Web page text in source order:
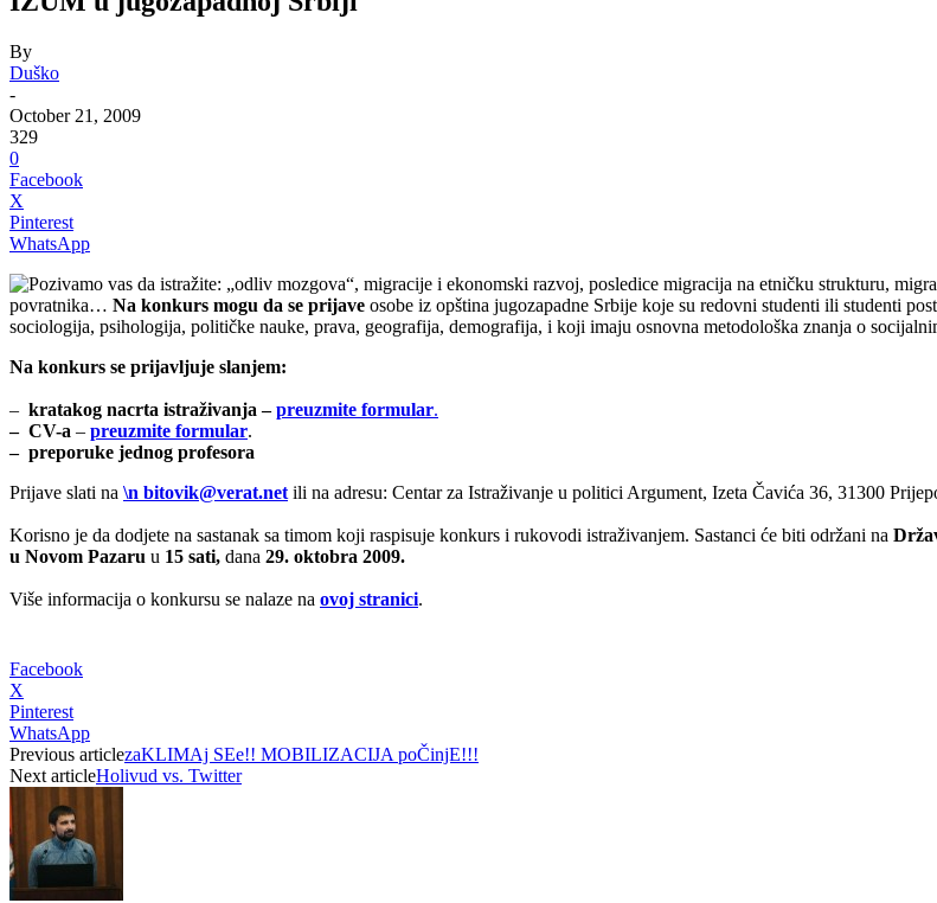
By
Duško
-
October 21, 2009
329
0
Facebook
X
Pinterest
WhatsApp
Pozivamo vas da istražite: „odliv mozgova“, migracije i ekonomski razvoj, posledice migracija na etničku strukturu,
povratnika… Na konkurs mogu da se prijave osobe iz opština jugozapadne Srbije koje su redovni studenti ili studenti
sociologija, psihologija, političke nauke, prava, geografija, demografija, i koji imaju osnovna metodološka znanja o
Na konkurs se prijavljuje slanjem:
– kratakog nacrta istraživanja–preuzmite formular.
– CV-a – preuzmite formular.
– preporuke jednog profesora
Prijave slati na \n bitovik@verat.net ili na adresu: Centar za Istraživanje u politici Argument, Izeta Čavića 36, 31300
Korisno je da dodjete na sastanak sa timom koji raspisuje konkurs i rukovodi istraživanjem. Sastanci će biti održani na
u Novom Pazaru u 15 sati, dana 29. oktobra 2009.
Više informacija o konkursu se nalaze na ovoj stranici.
Facebook
X
Pinterest
WhatsApp
Previous articlezaKLIMAj SEe!! MOBILIZACIJA poČinjE!!!
Next articleHolivud vs. Twitter